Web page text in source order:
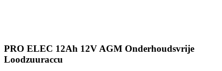
PRO ELEC 12Ah 12V AGM Onderhoudsvrije
Loodzuuraccu